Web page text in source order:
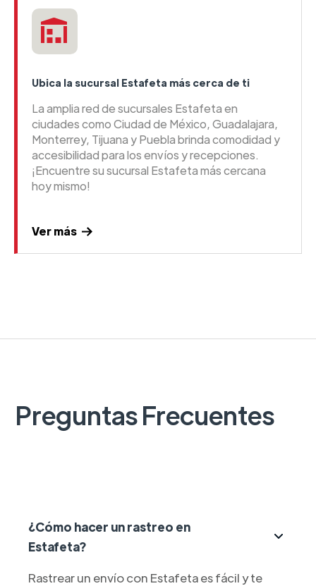
Ubica la sucursal Estafeta más cerca de ti
La amplia red de sucursales Estafeta en
ciudades como Ciudad de México, Guadalajara,
Monterrey, Tijuana y Puebla brinda comodidad y
accesibilidad para los envíos y recepciones.
¡Encuentre su sucursal Estafeta más cercana
hoy mismo!
Ver más
Preguntas Frecuentes
¿Cómo hacer un rastreo en
Estafeta?
Rastrear un envío con Estafeta es fácil y te